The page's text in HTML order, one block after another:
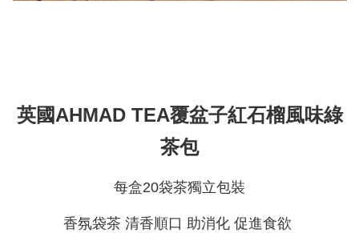
英國AHMAD TEA覆盆子紅石榴風味綠
茶包
每盒20袋茶獨立包裝
香氛袋茶 清香順口 助消化 促進食欲